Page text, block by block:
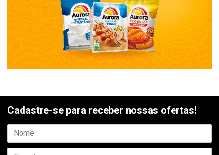
Cadastre-se para receber nossas ofertas!